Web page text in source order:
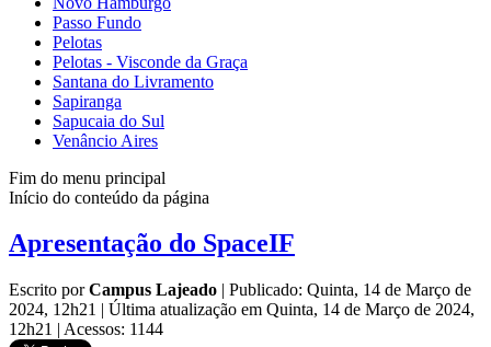
Passo Fundo
Pelotas
Pelotas - Visconde da Graça
Santana do Livramento
Sapiranga
Sapucaia do Sul
Venâncio Aires
Fim do menu principal
Início do conteúdo da página
Apresentação do SpaceIF
Escrito porCampus Lajeado | Publicado: Quinta, 14 de Março de
2024, 12h21 | Última atualização em Quinta, 14 de Março de 2024,
12h21 | Acessos: 1144